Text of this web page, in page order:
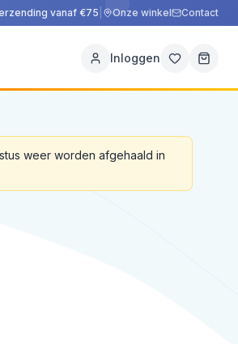
vanaf €75 Onze winkel Contact
Inloggen
weer worden afgehaald in